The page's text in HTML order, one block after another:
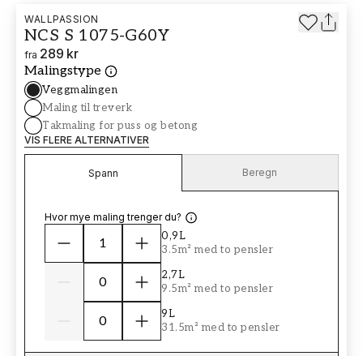
WALLPASSION
NCS S 1075-G60Y
fra 289 kr
Malingstype
Veggmalingen
Maling til treverk
Takmaling for puss og betong
VIS FLERE ALTERNATIVER
Spann Beregn
Hvor mye maling trenger du?
0,9L
3.5m² med to pensler
2,7L
9.5m² med to pensler
9L
31.5m² med to pensler